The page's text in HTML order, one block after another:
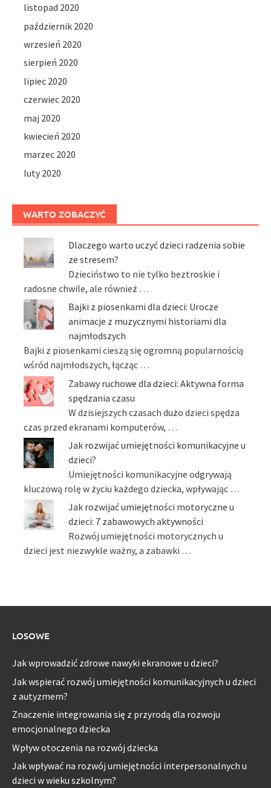
listopad 2020
październik 2020
wrzesień 2020
sierpień 2020
lipiec 2020
czerwiec 2020
maj 2020
kwiecień 2020
marzec 2020
luty 2020
WARTO ZOBACZYĆ
Dlaczego warto uczyć dzieci radzenia sobie
ze stresem?
Dzieciństwo to nie tylko beztroskie i
radosne chwile, ale również …
Bajki z piosenkami dla dzieci: Urocze
animacje z muzycznymi historiami dla
najmłodszych
Bajki z piosenkami cieszą się ogromną popularnością
wśród najmłodszych, łącząc …
Zabawy ruchowe dla dzieci: Aktywna forma
spędzania czasu
W dzisiejszych czasach dużo dzieci spędza
czas przed ekranami komputerów, …
Jak rozwijać umiejętności komunikacyjne u
dzieci?
Umiejętności komunikacyjne odgrywają
kluczową rolę w życiu każdego dziecka, wpływając …
Jak rozwijać umiejętności motoryczne u
dzieci: 7 zabawowych aktywności
Rozwój umiejętności motorycznych u
dzieci jest niezwykle ważny, a zabawki …
LOSOWE
Jak wprowadzić zdrowe nawyki ekranowe u dzieci?
Jak wspierać rozwój umiejętności komunikacyjnych u dzieci
z autyzmem?
Znaczenie integrowania się z przyrodą dla rozwoju
emocjonalnego dziecka
Wpływ otoczenia na rozwój dziecka
Jak wpływać na rozwój umiejętności interpersonalnych u
dzieci w wieku szkolnym?